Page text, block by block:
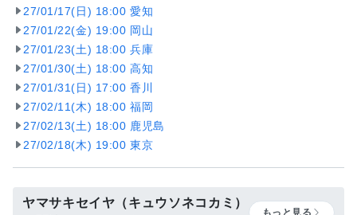
27/01/17(日) 18:00 愛知
27/01/22(金) 19:00 岡山
27/01/23(土) 18:00 兵庫
27/01/30(土) 18:00 高知
27/01/31(日) 17:00 香川
27/02/11(木) 18:00 福岡
27/02/13(土) 18:00 鹿児島
27/02/18(木) 19:00 東京
ヤマサキセイヤ（キュウソネコカミ）